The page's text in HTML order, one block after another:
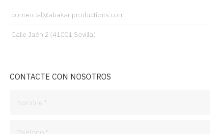
comercial@abakanproductions.com
Calle Jaén 2 (41001 Sevilla)
CONTACTE CON NOSOTROS